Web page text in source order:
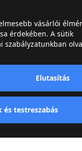
vásárlói
érdekében. A sütik
szabályzatunkban
Elutasítás
testreszabás